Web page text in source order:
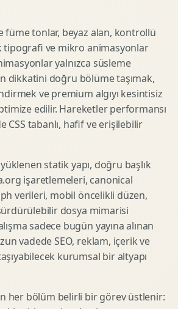
füme tonlar, beyaz alan, kontrollü
tipografi ve mikro animasyonlar
yalnızca süsleme
dikkatini doğru bölüme taşımak,
ve premium algıyı kesintisiz
edilir. Hareketler performansı
CSS tabanlı, hafif ve erişilebilir
statik yapı, doğru başlık
işaretlemeleri, canonical
verileri, mobil öncelikli düzen,
dosya mimarisi
sadece bugün yayına alınan
vadede SEO, reklam, içerik ve
kurumsal bir altyapı
her bölüm belirli bir görev üstlenir: